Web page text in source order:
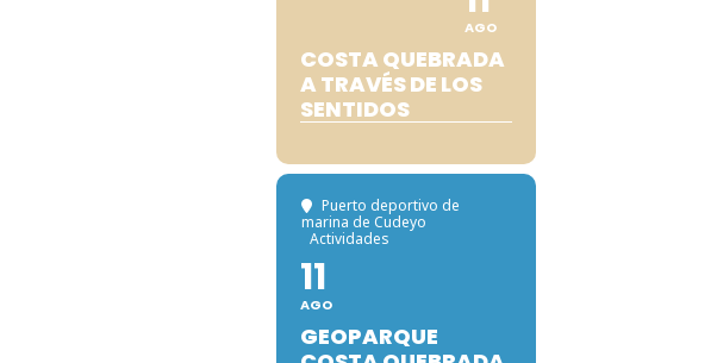
AGO
COSTA QUEBRADA
A TRAVÉS DE LOS
SENTIDOS
Puerto deportivo de
marina de Cudeyo
Actividades
11
AGO
GEOPARQUE